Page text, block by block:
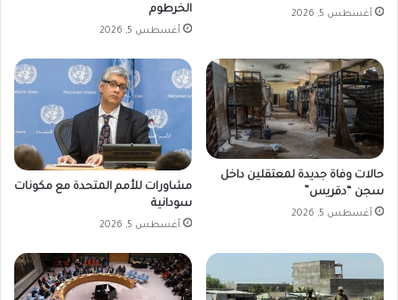
أغسطس 5, 2026 الخرطوم
أغسطس 5, 2026
حالات وفاة جديدة لمعتقلين داخل
سجن “دقريس”
أغسطس 5, 2026
مشاورات للأمم المتحدة مع مكونات
سودانية
أغسطس 5, 2026